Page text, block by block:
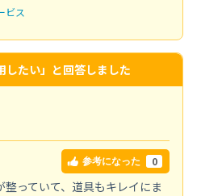
ビス
したい」と回答しました
参考になった 0
っていて、道具もキレイにま